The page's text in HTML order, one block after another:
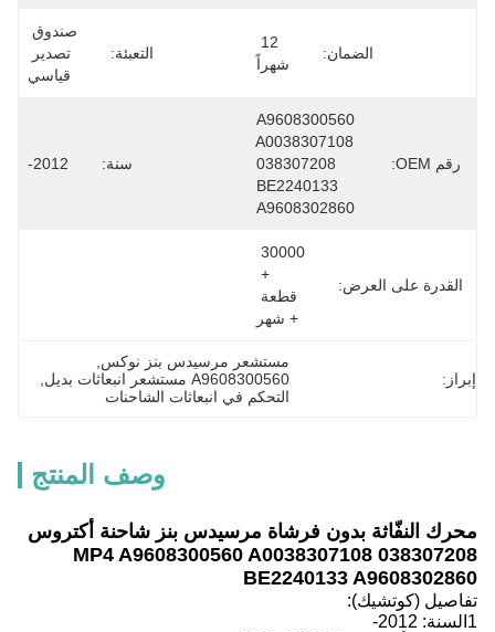
الضمان:
شهراً
التعبئة:
قياسي
رقم OEM:
A9608300560
A0038307108
038307208
BE2240133
A9608302860
سنة: 2012-
القدرة على العرض:
+ شهر
إبراز:
مستشعر مرسيدس بنز نوكس
A9608300560 مستشعر انبعاثات بديل
التحكم في انبعاثات الشاحنات
وصف المنتج
محرك النفّاثة بدون فرشاة مرسيدس بنز شاحنة أكتروس
MP4 A9608300560 A0038307108 038307208
BE2240133 A9608302860
تفاصيل (كوتشيك):
1السنة:
2012-